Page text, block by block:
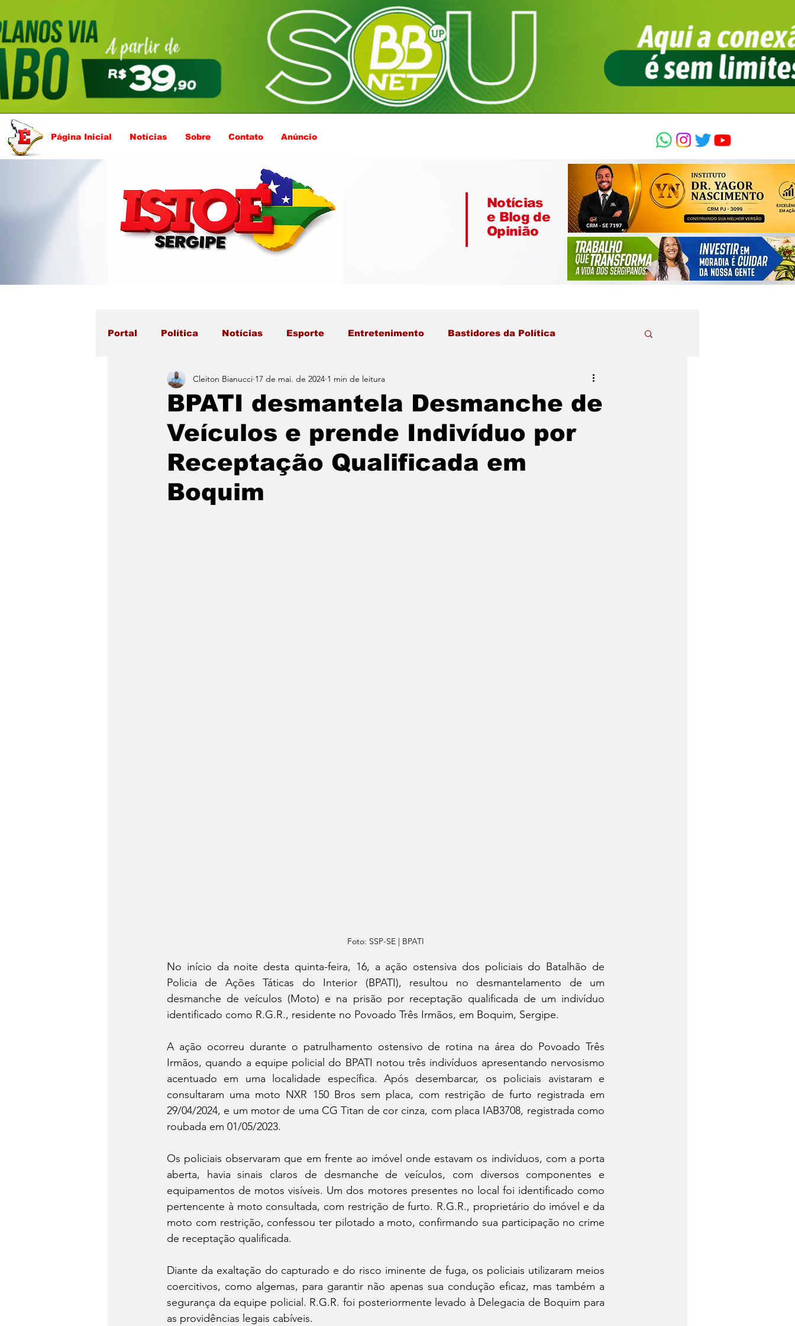
Página Inicial Notícias Sobre Contato Anúncio
Notícias
e Blog de
Opinião
Portal Política Notícias Esporte Entretenimento Bastidores da Política
BPATI desmantela Desmanche de
Veículos e prende Indivíduo por
Receptação Qualificada em
Boquim
Cleiton Bianucci 17 de mai. de 2024 1 min de leitura
Foto: SSP-SE | BPATI
No início da noite desta quinta-feira, 16, a ação ostensiva dos policiais do Batalhão de
Policia de Ações Táticas do Interior (BPATI), resultou no desmantelamento de um
desmanche de veículos (Moto) e na prisão por receptação qualificada de um indivíduo
identificado como R.G.R., residente no Povoado Três Irmãos, em Boquim, Sergipe.
A ação ocorreu durante o patrulhamento ostensivo de rotina na área do Povoado Três
Irmãos, quando a equipe policial do BPATI notou três indivíduos apresentando nervosismo
acentuado em uma localidade específica. Após desembarcar, os policiais avistaram e
consultaram uma moto NXR 150 Bros sem placa, com restrição de furto registrada em
29/04/2024, e um motor de uma CG Titan de cor cinza, com placa IAB3708, registrada como
roubada em 01/05/2023.
Os policiais observaram que em frente ao imóvel onde estavam os indivíduos, com a porta
aberta, havia sinais claros de desmanche de veículos, com diversos componentes e
equipamentos de motos visíveis. Um dos motores presentes no local foi identificado como
pertencente à moto consultada, com restrição de furto. R.G.R., proprietário do imóvel e da
moto com restrição, confessou ter pilotado a moto, confirmando sua participação no crime
de receptação qualificada.
Diante da exaltação do capturado e do risco iminente de fuga, os policiais utilizaram meios
coercitivos, como algemas, para garantir não apenas sua condução eficaz, mas também a
segurança da equipe policial. R.G.R. foi posteriormente levado à Delegacia de Boquim para
as providências legais cabíveis.